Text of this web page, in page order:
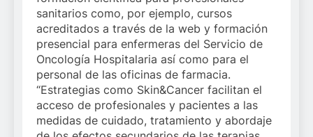
sanitarios como, por ejemplo, cursos
acreditados a través de la web y formación
presencial para enfermeras del Servicio de
Oncología Hospitalaria así como para el
personal de las oficinas de farmacia.
“Estrategias como Skin&Cancer facilitan el
acceso de profesionales y pacientes a las
medidas de cuidado, tratamiento y abordaje